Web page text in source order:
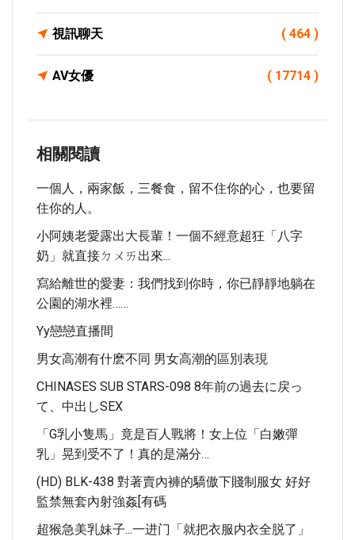
視訊聊天 ( 464 )
AV女優 ( 17714 )
相關閱讀
一個人，兩家飯，三餐食，留不住你的心，也要留
住你的人。
小阿姨老愛露出大長輩！一個不經意超狂「八字
奶」就直接ㄉㄨㄞ出來...
寫給離世的愛妻：我們找到你時，你已靜靜地躺在
公園的湖水裡……
Yy戀戀直播間
男女高潮有什麽不同 男女高潮的區別表現
CHINASES SUB STARS-098 8年前の過去に戻っ
て、中出しSEX
「G乳小隻馬」竟是百人戰將！女上位「白嫩彈
乳」晃到受不了！真的是滿分…
(HD) BLK-438 對著賣內褲的驕傲下賤制服女 好好
監禁無套內射強姦[有碼
超猴急美乳妹子...一进门「就把衣服内衣全脱了」